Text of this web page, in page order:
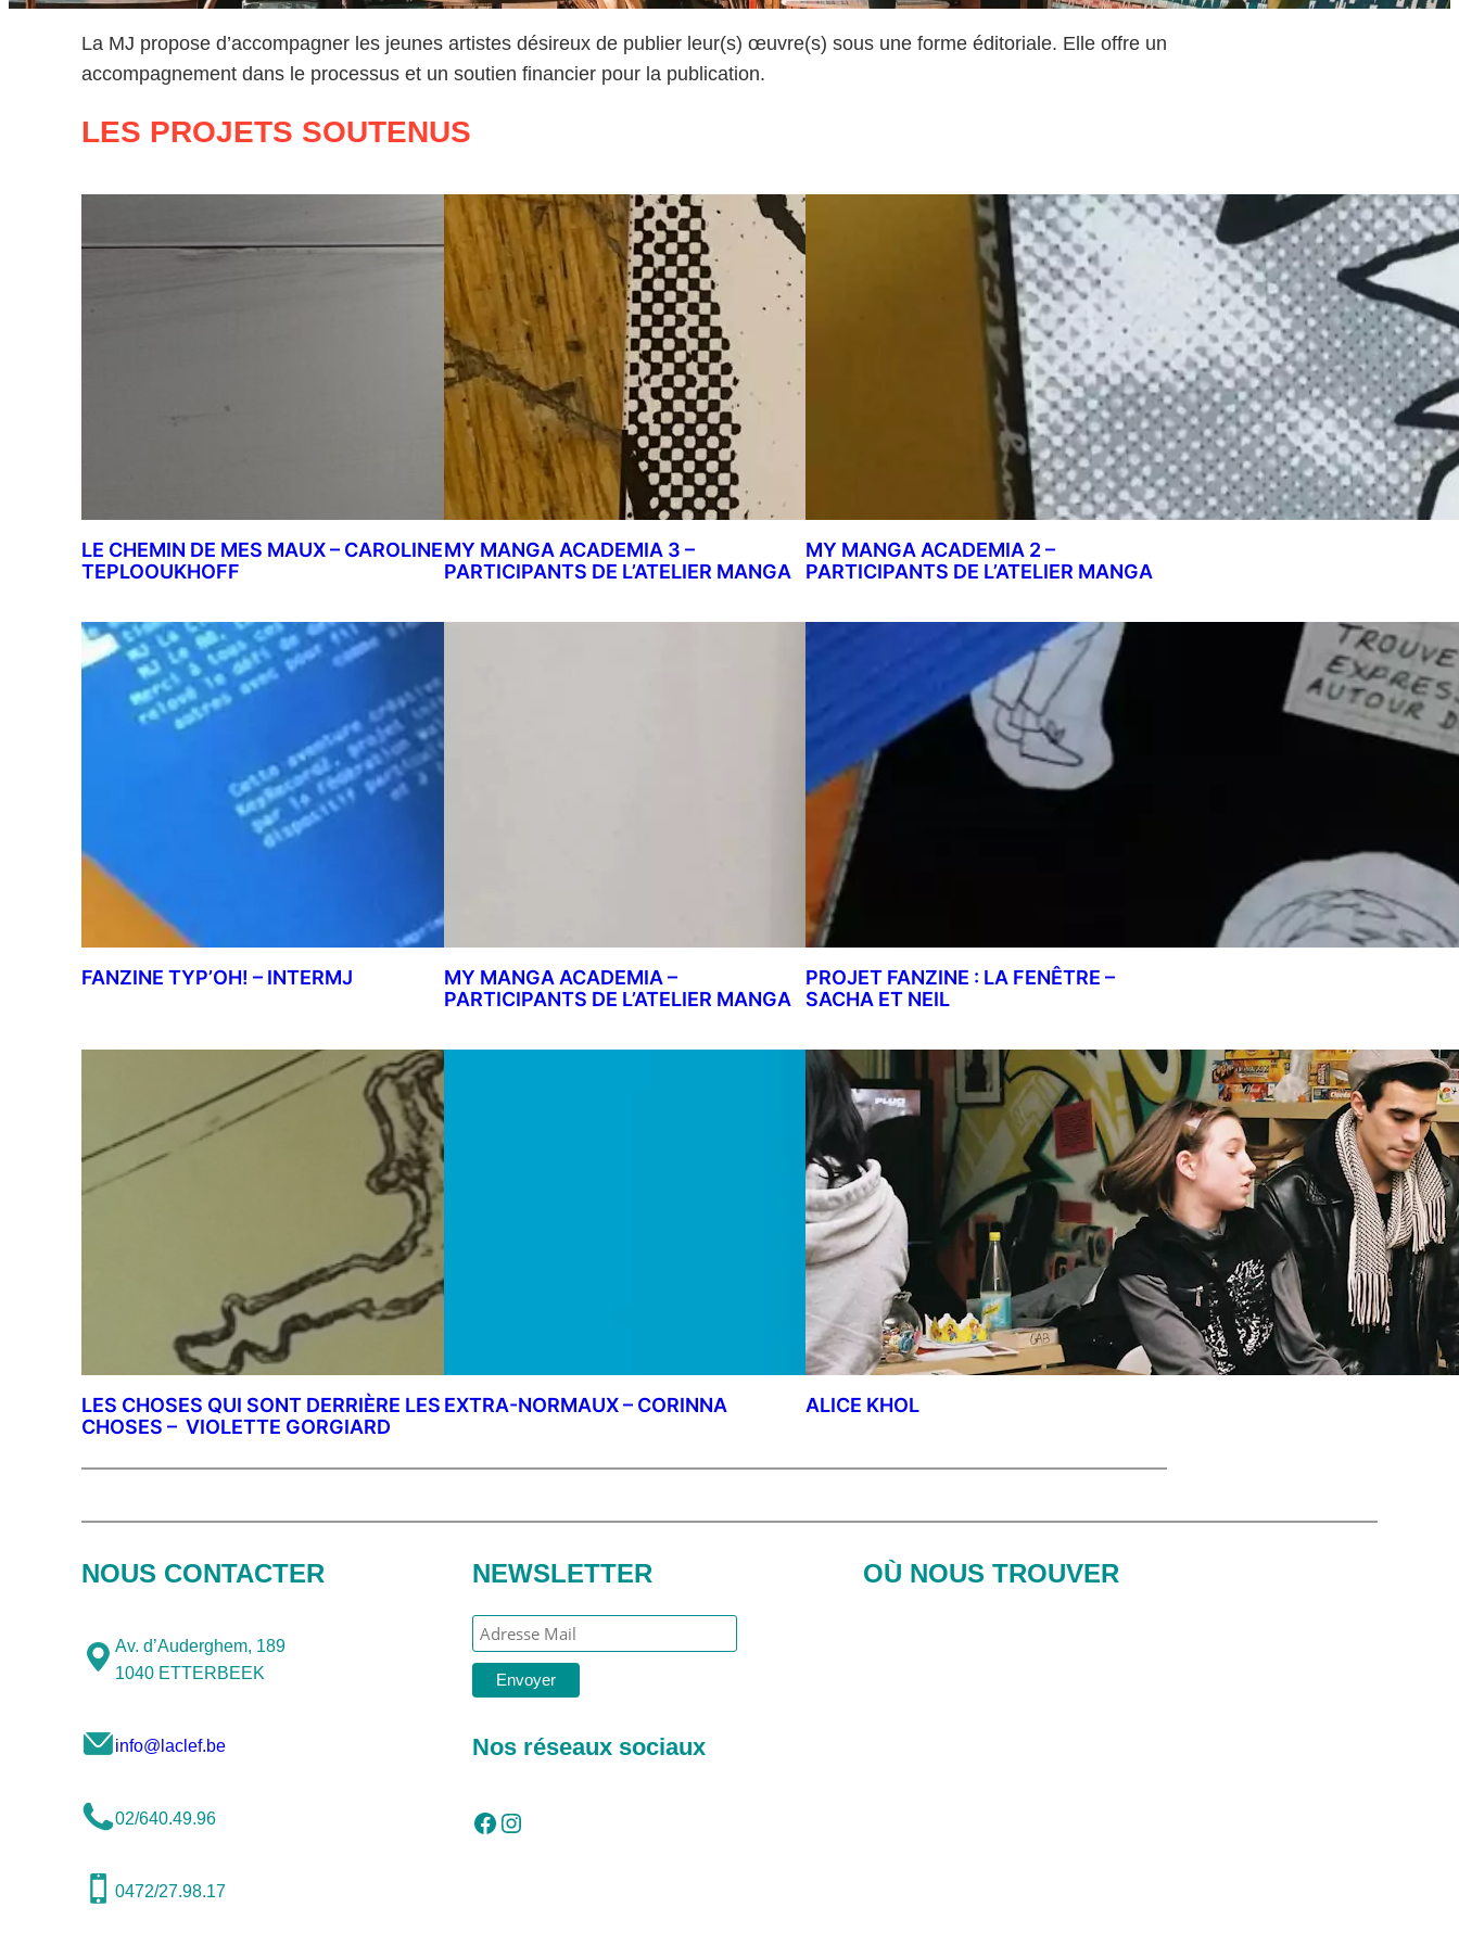
La MJ propose d’accompagner les jeunes artistes désireux de publier leur(s) œuvre(s) sous une forme éditoriale. Elle offre un
accompagnement dans le processus et un soutien financier pour la publication.
LES PROJETS SOUTENUS
LE CHEMIN DE MES MAUX – CAROLINE
TEPLOOUKHOFF
MY MANGA ACADEMIA 3 –
PARTICIPANTS DE L’ATELIER MANGA
MY MANGA ACADEMIA 2 –
PARTICIPANTS DE L’ATELIER MANGA
FANZINE TYP’OH! – INTERMJ
MY MANGA ACADEMIA –
PARTICIPANTS DE L’ATELIER MANGA
PROJET FANZINE : LA FENÊTRE –
SACHA ET NEIL
LES CHOSES QUI SONT DERRIÈRE LES
CHOSES – VIOLETTE GORGIARD
EXTRA-NORMAUX – CORINNA ALICE KHOL
NOUS CONTACTER
Av. d’Auderghem, 189
1040 ETTERBEEK
info@laclef.be
02/640.49.96
0472/27.98.17
NEWSLETTER
Nos réseaux sociaux
Facebook Instagram
OÙ NOUS TROUVER